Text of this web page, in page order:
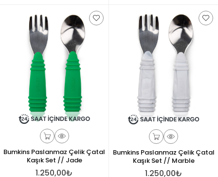
Bumkins Paslanmaz Çelik Çatal
Kaşık Set // Jade
1.250,00₺
Bumkins Paslanmaz Çelik Çatal
Kaşık Set // Marble
1.250,00₺